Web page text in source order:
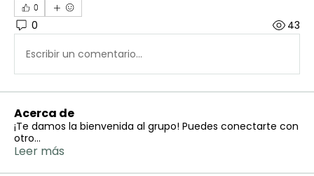
0
0 43
Escribir un comentario...
Acerca de
¡Te damos la bienvenida al grupo! Puedes conectarte con
otro...
Leer más